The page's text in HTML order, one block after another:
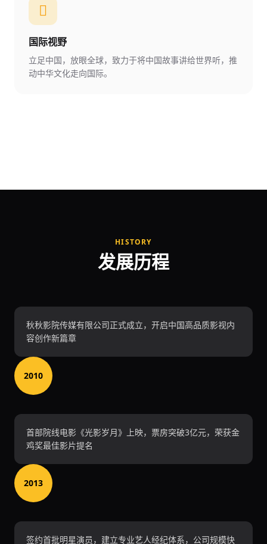
国际视野
立足中国，放眼全球，致力于将中国故事讲给世界听，推
动中华文化走向国际。
HISTORY
发展历程
秋秋影院传媒有限公司正式成立，开启中国高品质影视内
容创作新篇章
2010
首部院线电影《光影岁月》上映，票房突破3亿元，荣获金
鸡奖最佳影片提名
2013
签约首批明星演员，建立专业艺人经纪体系，公司规模快